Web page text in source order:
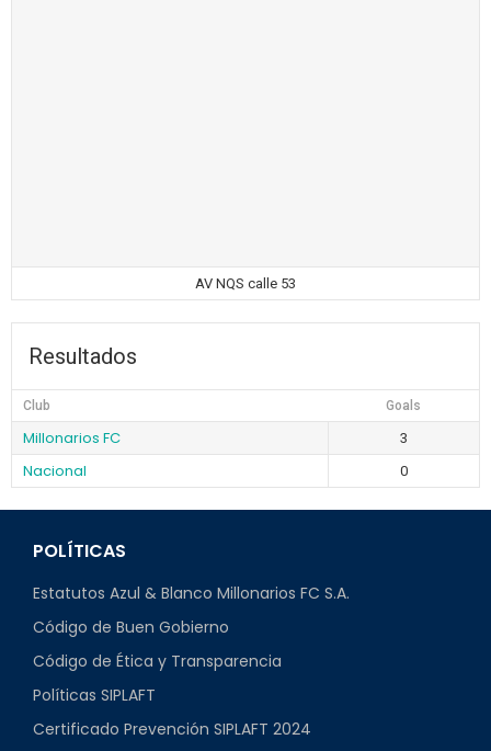
AV NQS calle 53
Resultados
Club Goals
Millonarios FC 3
Nacional 0
POLÍTICAS
Estatutos Azul & Blanco Millonarios FC S.A.
Código de Buen Gobierno
Código de Ética y Transparencia
Políticas SIPLAFT
Certificado Prevención SIPLAFT 2024